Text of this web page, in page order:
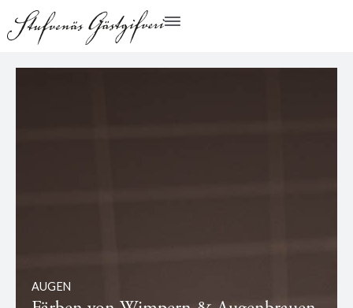
AUGEN